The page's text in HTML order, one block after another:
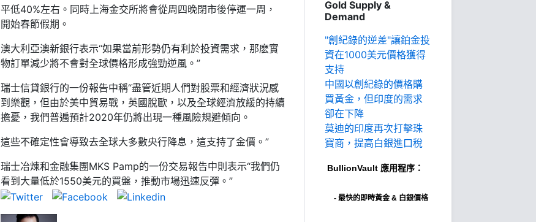
平低40%左右。同時上海金交所將會從周四晚閉市後停運一周，
開始春節假期。
澳大利亞澳新銀行表示“如果當前形勢仍有利於投資需求，那麽實
物訂單減少將不會對全球價格形成強勁逆風。”
瑞士信貸銀行的一份報告中稱“盡管近期人們對股票和經濟狀況感
到樂觀，但由於美中貿易戰，英國脫歐，以及全球經濟放緩的持續
擔憂，我們普遍預計2020年仍將出現一種風險規避傾向。
這些不確定性會導致去全球大多數央行降息，這支持了金價。”
瑞士冶煉和金融集團MKS Pamp的一份交易報告中則表示“我們仍
看到大量低於1550美元的買盤，推動市場迅速反彈。”
Gold Supply &
Demand
"創紀錄的逆差"讓鉑金投
資在1000美元價格獲得
支持
中國以創紀錄的價格購
買黃金，但印度的需求
卻在下降
莫迪的印度再次打擊珠
寶商，提高白銀進口稅
BullionVault 應用程序：
- 最快的即時黃金 & 白銀價格